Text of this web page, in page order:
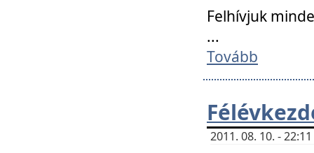
Felhívjuk
...
Tovább
2011. 08. 10. -